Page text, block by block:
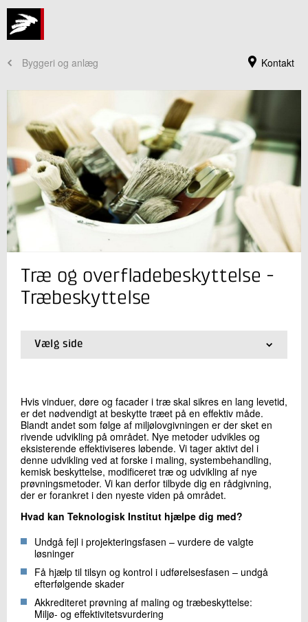
Kontakt
Byggeri og anlæg
Jeg er din kontaktperson
Niels Morsing
Centerchef
Træ og Biomaterialer
Send e-mail
Send
Træ og overfladebeskyttelse -
Træbeskyttelse
Vælg side
01.Træ og biobaserede materialer
04.Trægulve
05.Bedre byggekvalitet med stikprøvevis kontrol af
udførte opgaver
06.Overfladebehandling af byggematerialer
07. Træbyggeri
Hvis vinduer, døre og facader i træ skal sikres en lang levetid,
er det nødvendigt at beskytte træet på en effektiv måde.
Blandt andet som følge af miljølovgivningen er der sket en
rivende udvikling på området. Nye metoder udvikles og
eksisterende effektiviseres løbende. Vi tager aktivt del i
denne udvikling ved at forske i maling, systembehandling,
kemisk beskyttelse, modificeret træ og udvikling af nye
prøvningsmetoder. Vi kan derfor tilbyde dig en rådgivning,
der er forankret i den nyeste viden på området.
Hvad kan Teknologisk Institut hjælpe dig med?
Undgå fejl i projekteringsfasen – vurdere de valgte
løsninger
Få hjælp til tilsyn og kontrol i udførelsesfasen – undgå
efterfølgende skader
Akkrediteret prøvning af maling og træbeskyttelse:
Miljø- og effektivitetsvurdering